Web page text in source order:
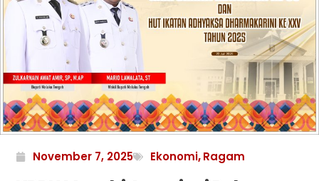
November 7, 2025 Ekonomi,Ragam